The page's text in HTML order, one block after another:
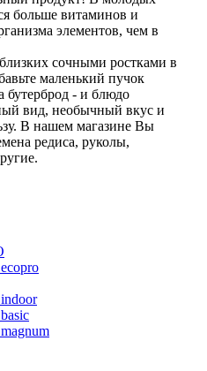
больше витаминов и
элементов, чем в
сочными ростками в
маленький пучок
бутерброд - и блюдо
вид, необычный вкус и
В нашем магазине Вы
редиса, руколы,